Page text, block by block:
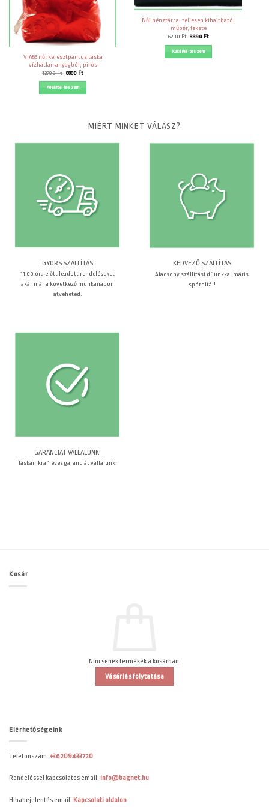
VIA55 női keresztpántos táska
vízhatlan anyagból, piros
12790Ft Original
12790 Ft.
8880 FtCurrent
Kosárba teszem
Női pénztárca, teljesen kihajtható,
műbőr, fekete
6200Ft Original
6200 Ft.
3390 FtCurrent
Kosárba teszem
MIÉRT MINKET VÁLASZ?
GYORS SZÁLLÍTÁS
11:00 óra előtt leadott rendeléseket
akár már a következő munkanapon
átveheted.
KEDVEZŐ SZÁLLÍTÁS
Alacsony szállítási díjunkkal máris
spóroltál!
GARANCIÁT VÁLLALUNK!
Táskáinkra 1 éves garanciát vállalunk.
Kosár
Nincsenek termékek a kosárban.
Vásárlás folytatása
Elérhetőségeink
Telefonszám: +36209433720
Rendeléssel kapcsolatos email: info@bagnet.hu
Hibabejelentés email: Kapcsolati oldalon